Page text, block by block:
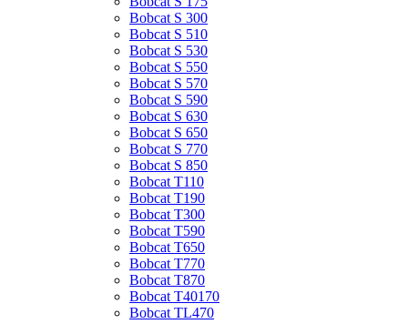
Bobcat S 300
Bobcat S 510
Bobcat S 530
Bobcat S 550
Bobcat S 570
Bobcat S 590
Bobcat S 630
Bobcat S 650
Bobcat S 770
Bobcat S 850
Bobcat T110
Bobcat T190
Bobcat T300
Bobcat T590
Bobcat T650
Bobcat T770
Bobcat T870
Bobcat T40170
Bobcat TL470